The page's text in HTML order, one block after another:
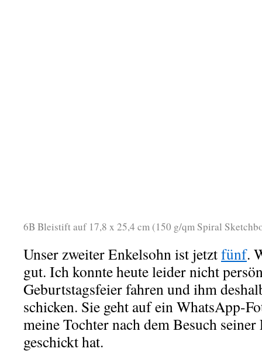
6B Bleistift auf 17,8 x 25,4 cm (150 g/qm Spiral
Unser zweiter Enkelsohn ist jetztfünf.
gut. Ich konnte heute leider nicht
Geburtstagsfeier fahren und ihm
schicken. Sie geht auf ein WhatsApp-
meine Tochter nach dem Besuch
geschickt hat.